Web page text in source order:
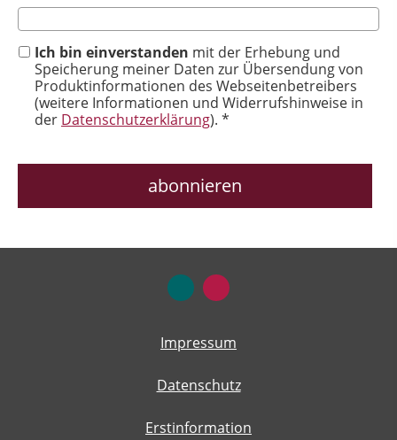
Ich bin einverstanden mit der Erhebung und
Speicherung meiner Daten zur Übersendung von
Produktinformationen des Webseitenbetreibers
(weitere Informationen und Widerrufshinweise in
der Datenschutzerklärung). *
Impressum
Datenschutz
Erstinformation